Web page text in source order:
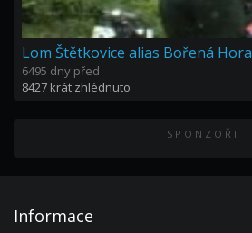
Lom Štětkovice alias Bořená Hora
6495 dny před
8427 krát zhlédnuto
SPONZOŘI
Informace